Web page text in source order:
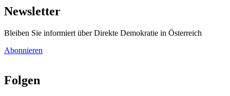
Newsletter
Bleiben Sie informiert über Direkte Demokratie in Österreich
Abonnieren
Folgen